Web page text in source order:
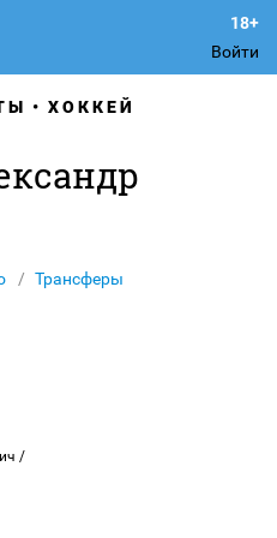
Войти
ХОККЕЙ
Трансферы
/